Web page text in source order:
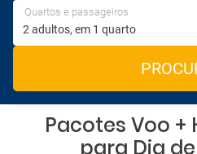
Quartos e passageiros
Pacotes Voo +
para Dia